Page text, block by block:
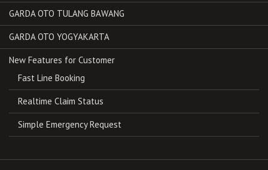
GARDA OTO TULANG BAWANG
GARDA OTO YOGYAKARTA
New Features for Customer
Fast Line Booking
Realtime Claim Status
Simple Emergency Request